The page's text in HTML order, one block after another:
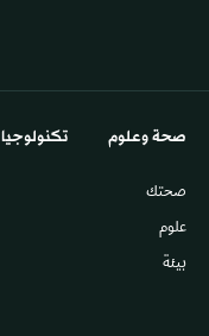
صحة وعلوم
صحتك
علوم
بيئة
تكنولوجيا